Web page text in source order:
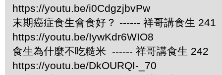
https://youtu.be/i0CdgzjbvPw
末期癌症食生會食好？ ------ 祥哥講食生 241
https://youtu.be/IywKdr6WIO8
食生為什麼不吃糙米 ------ 祥哥講食生 242
https://youtu.be/DkOURQI-_70